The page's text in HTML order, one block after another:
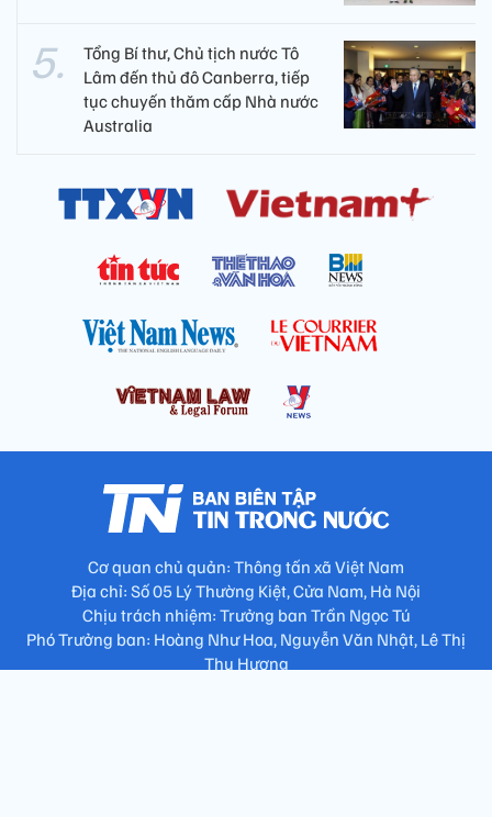
Tổng Bí thư, Chủ tịch nước Tô
Lâm đến thủ đô Canberra, tiếp
tục chuyến thăm cấp Nhà nước
Australia
Cơ quan chủ quản: Thông tấn xã Việt Nam
Địa chỉ: Số 05 Lý Thường Kiệt, Cửa Nam, Hà Nội